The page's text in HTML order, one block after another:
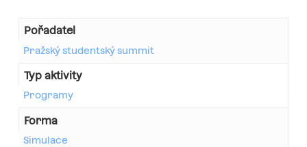
Pořadatel
Pražský studentský summit
Typ aktivity
Programy
Forma
Simulace